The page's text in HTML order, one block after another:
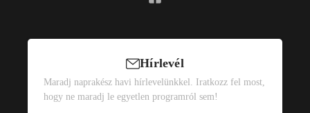
Hírlevél
Maradj naprakész havi hírlevelünkkel. Iratkozz fel most,
hogy ne maradj le egyetlen programról sem!